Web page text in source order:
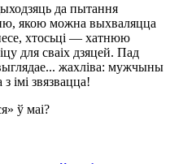
да пытання
якою можна выхваляцца
хтосьці — хатнюю
для сваіх дзяцей. Пад
жахліва: мужчыны
імі звязвацца!